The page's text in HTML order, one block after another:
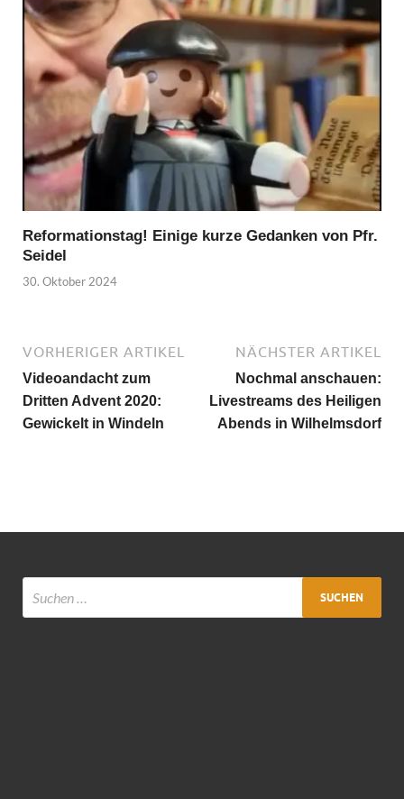
Reformationstag! Einige kurze Gedanken von Pfr.
Seidel
30. Oktober 2024
VORHERIGER ARTIKEL
Videoandacht zum
Dritten Advent 2020:
Gewickelt in Windeln
NÄCHSTER ARTIKEL
Nochmal anschauen:
Livestreams des Heiligen
Abends in Wilhelmsdorf